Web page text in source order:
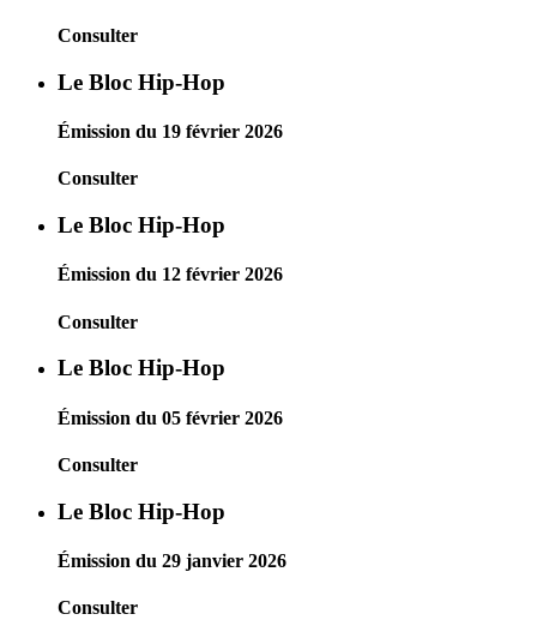
Consulter
Le Bloc Hip-Hop
Émission du 19 février 2026
Consulter
Le Bloc Hip-Hop
Émission du 12 février 2026
Consulter
Le Bloc Hip-Hop
Émission du 05 février 2026
Consulter
Le Bloc Hip-Hop
Émission du 29 janvier 2026
Consulter